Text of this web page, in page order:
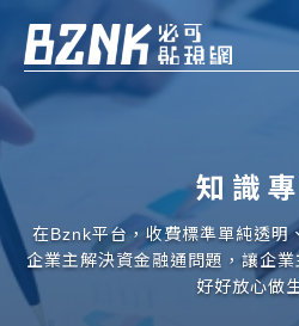
Bznk
申貸
註冊 登入
知識
在Bznk平台，收費標準單純透明
企業主解決資金融通問題，讓企
好好放心做